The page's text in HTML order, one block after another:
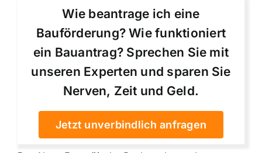
Wie beantrage ich eine
Bauförderung? Wie funktioniert
ein Bauantrag? Sprechen Sie mit
unseren Experten und sparen Sie
Nerven, Zeit und Geld.
Jetzt unverbindlich anfragen